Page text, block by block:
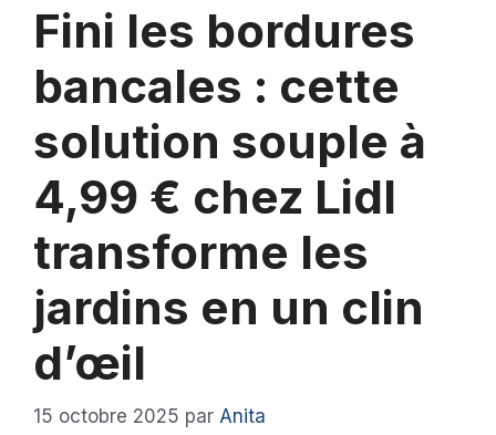
Fini les bordures
bancales : cette
solution souple à
4,99 € chez Lidl
transforme les
jardins en un clin
d’œil
15 octobre 2025 par Anita